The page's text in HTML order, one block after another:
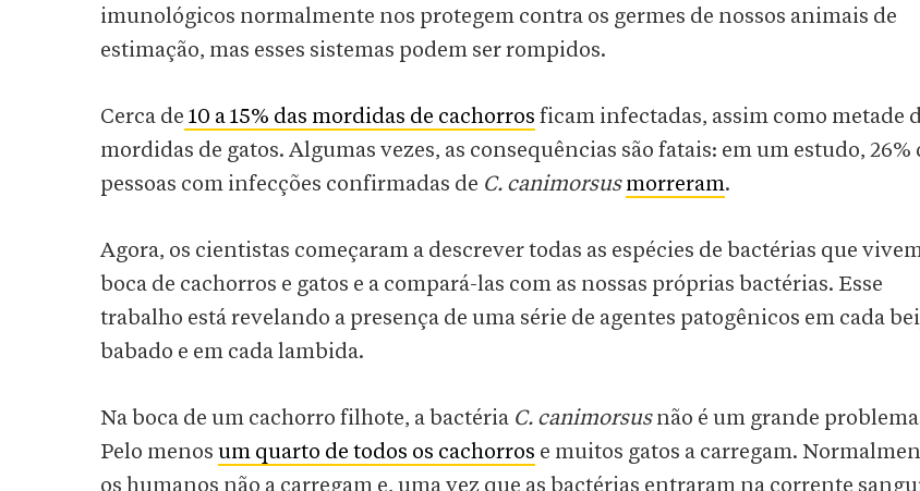
imunológicos normalmente nos protegem contra os germes de nossos animais de
estimação, mas esses sistemas podem ser rompidos.
Cerca de 10 a 15% das mordidas de cachorros ficam infectadas, assim como metade
mordidas de gatos. Algumas vezes, as consequências são fatais: em um estudo, 26%
pessoas com infecções confirmadas de C. canimorsus morreram.
Agora, os cientistas começaram a descrever todas as espécies de bactérias que
boca de cachorros e gatos e a compará-las com as nossas próprias bactérias. Esse
trabalho está revelando a presença de uma série de agentes patogênicos em cada
babado e em cada lambida.
Na boca de um cachorro filhote, a bactéria C. canimorsusnão é um grande
Pelo menos um quarto de todos os cachorros e muitos gatos a carregam.
os humanos não a carregam e, uma vez que as bactérias entraram na corrente